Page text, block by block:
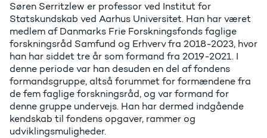
Søren Serritzlew er professor ved Institut for
Statskundskab ved Aarhus Universitet. Han har været
medlem af Danmarks Frie Forskningsfonds faglige
forskningsråd Samfund og Erhverv fra 2018-2023, hvor
han har siddet tre år som formand fra 2019-2021. I
denne periode var han desuden en del af fondens
formandsgruppe, altså forummet for formændene fra
de fem faglige forskningsråd, og var formand for
denne gruppe undervejs. Han har dermed indgående
kendskab til fondens opgaver, rammer og
udviklingsmuligheder.